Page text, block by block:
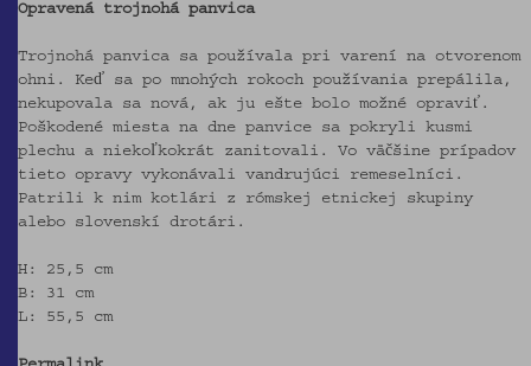
Opravená trojnohá panvica
Trojnohá panvica sa používala pri varení na otvorenom
ohni. Keď sa po mnohých rokoch používania prepálila,
nekupovala sa nová, ak ju ešte bolo možné opraviť.
Poškodené miesta na dne panvice sa pokryli kusmi
plechu a niekoľkokrát zanitovali. Vo väčšine prípadov
tieto opravy vykonávali vandrujúci remeselníci.
Patrili k nim kotlári z rómskej etnickej skupiny
alebo slovenskí drotári.
H: 25,5 cm
B: 31 cm
L: 55,5 cm